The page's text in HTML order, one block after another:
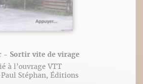
- Sortir vite de virage
à l’ouvrage VTT
Stéphan, Éditions